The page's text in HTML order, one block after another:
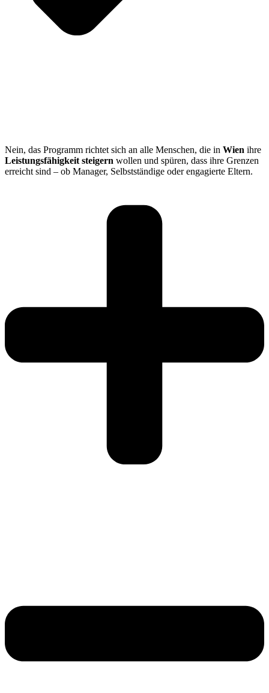
Nein, das Programm richtet sich an alle Menschen, die in Wien ihre
Leistungsfähigkeit steigern wollen und spüren, dass ihre Grenzen
erreicht sind – ob Manager, Selbstständige oder engagierte Eltern.